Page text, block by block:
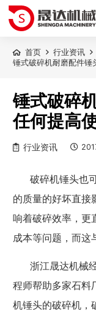
首页
行业资讯
锤式破碎机耐磨配件锤
锤式破碎
任何提高
行业资讯
破碎机锤头也
的质量的好坏直接
响着破碎效率，更
成本等问题，而这
浙江晟达机械
程师帮助多家石料
机锤头的破碎机，